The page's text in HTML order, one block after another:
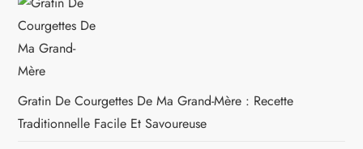
Gratin De Courgettes De Ma Grand-Mère : Recette
Traditionnelle Facile Et Savoureuse